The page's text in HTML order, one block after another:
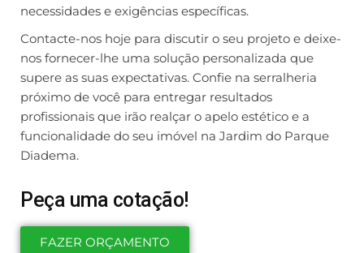
necessidades e exigências específicas.
Contacte-nos hoje para discutir o seu projeto e deixe-
nos fornecer-lhe uma solução personalizada que
supere as suas expectativas. Confie na serralheria
próximo de você para entregar resultados
profissionais que irão realçar o apelo estético e a
funcionalidade do seu imóvel na Jardim do Parque
Diadema.
Peça uma cotação!
FAZER ORÇAMENTO